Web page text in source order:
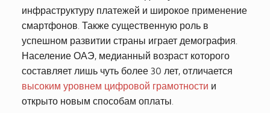
инфраструктуру платежей и широкое применение
смартфонов. Также существенную роль в
успешном развитии страны играет демография.
Население ОАЭ, медианный возраст которого
составляет лишь чуть более 30 лет, отличается
высоким уровнем цифровой грамотностии
открыто новым способам оплаты.